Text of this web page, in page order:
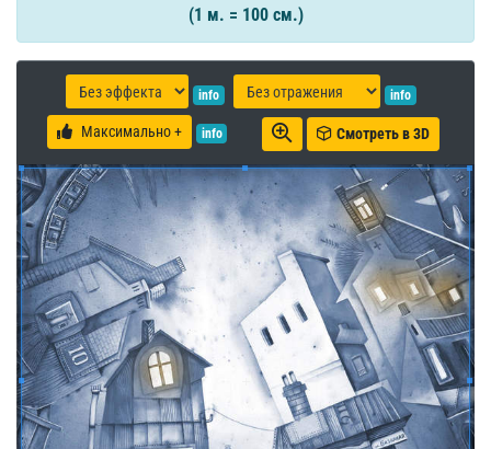
(1 м. = 100 см.)
info info
Максимально + info Смотреть в 3D